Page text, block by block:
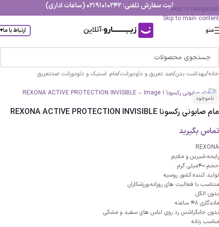
Skip to navigation
Skip to main content
ثبت سفارش تلفنی: 02191010242 (ساعات اداری)
منو ارتباط با ما▾
خانه/بهداشت بدن/ضد تعریق و دئودورانت/مام، استیک و دئودورانت ضدتعریق
ناموجود
مام صابونی رکسونا REXONA ACTIVE PROTECTION INVISIBLE
تماس بگیرید
REXONA
رایحه:شیرین و ملایم
حجم:40میلی گرم
تولید کننده:کشور روسیه
متناسب با فعالیت های روزانه،ورزشکاران
بدون الکل
ماندگاری 48 ساعته
بدون جایگزاشتن رد روی لباس های سفید و مشکی
مناسب زنانه